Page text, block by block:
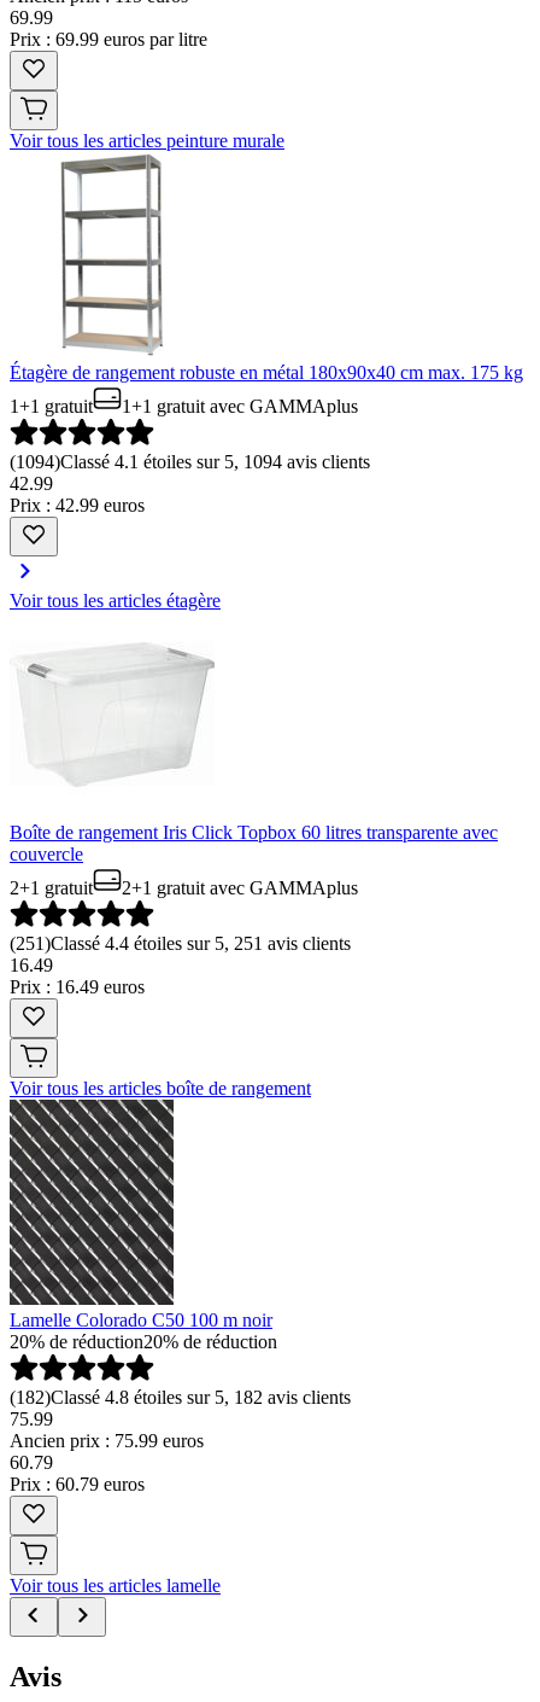
69.99
Prix : 69.99 euros par litre
Voir tous les articles peinture murale
Étagère de rangement robuste en métal 180x90x40 cm max. 175 kg
1+1 gratuit
1+1 gratuit avec GAMMAplus
(1094)Classé 4.1 étoiles sur 5, 1094 avis clients
42.99
Prix : 42.99 euros
Voir tous les articles étagère
Boîte de rangement Iris Click Topbox 60 litres transparente avec
couvercle
2+1 gratuit
2+1 gratuit avec GAMMAplus
(251)Classé 4.4 étoiles sur 5, 251 avis clients
16.49
Prix : 16.49 euros
Voir tous les articles boîte de rangement
Lamelle Colorado C50 100 m noir
20% de réduction20% de réduction
(182)Classé 4.8 étoiles sur 5, 182 avis clients
75.99
Ancien prix : 75.99 euros
60.79
Prix : 60.79 euros
Voir tous les articles lamelle
Avis